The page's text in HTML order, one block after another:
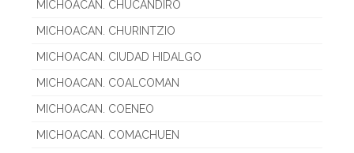
MICHOACAN. CHUCANDIRO
MICHOACAN. CHURINTZIO
MICHOACAN. CIUDAD HIDALGO
MICHOACAN. COALCOMAN
MICHOACAN. COENEO
MICHOACAN. COMACHUEN